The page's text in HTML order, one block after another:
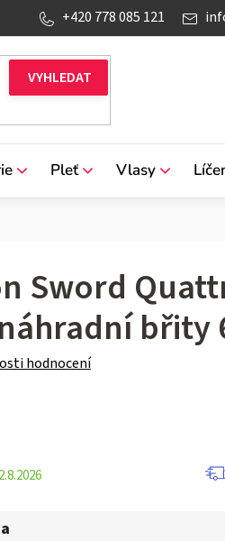
+420 778 085 121
Pleť Vlasy
Sword
břity
hodnocení